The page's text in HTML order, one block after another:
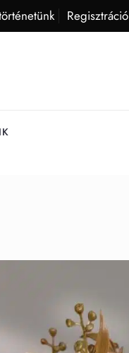
Regisztráció